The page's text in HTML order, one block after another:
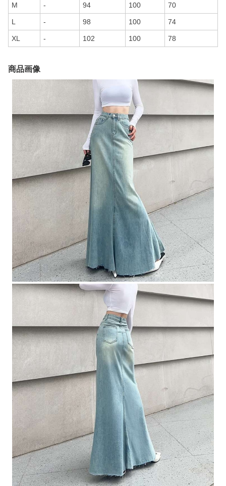
M - 94 100 70
L - 98 100 74
XL - 102 100 78
商品画像